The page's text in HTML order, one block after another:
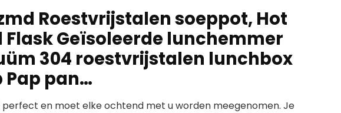
Roestvrijstalen soeppot, Hot
Flask Geïsoleerde lunchemmer
304 roestvrijstalen lunchbox
Pap pan…
perfect en moet elke ochtend met u worden meegenomen. Je